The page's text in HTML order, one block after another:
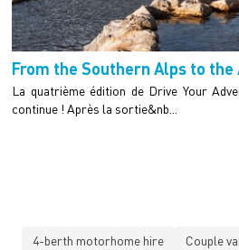
From the Southern Alps to the
La quatrième édition de Drive Your
continue ! Après la sortie&nb...
4-berth motorhome hire
Couple